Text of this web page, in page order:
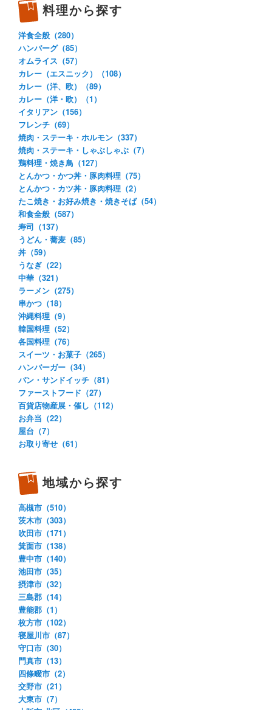
料理から探す
洋食全般（280）
ハンバーグ（85）
オムライス（57）
カレー（エスニック）（108）
カレー（洋、欧）（89）
カレー（洋・欧）（1）
イタリアン（156）
フレンチ（69）
焼肉・ステーキ・ホルモン（337）
焼肉・ステーキ・しゃぶしゃぶ（7）
鶏料理・焼き鳥（127）
とんかつ・かつ丼・豚肉料理（75）
とんかつ・カツ丼・豚肉料理（2）
たこ焼き・お好み焼き・焼きそば（54）
和食全般（587）
寿司（137）
うどん・蕎麦（85）
丼（59）
うなぎ（22）
中華（321）
ラーメン（275）
串かつ（18）
沖縄料理（9）
韓国料理（52）
各国料理（76）
スイーツ・お菓子（265）
ハンバーガー（34）
パン・サンドイッチ（81）
ファーストフード（27）
百貨店物産展・催し（112）
お弁当（22）
屋台（7）
お取り寄せ（61）
地域から探す
高槻市（510）
茨木市（303）
吹田市（171）
箕面市（138）
豊中市（140）
池田市（35）
摂津市（32）
三島郡（14）
豊能郡（1）
枚方市（102）
寝屋川市（87）
守口市（30）
門真市（13）
四條畷市（2）
交野市（21）
大東市（7）